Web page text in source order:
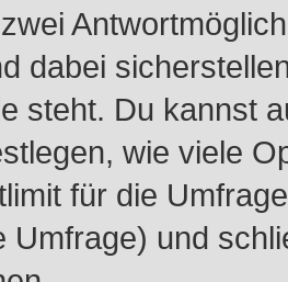
dabei
steht. Du kannst
wie viele
für die
Umfrage) und